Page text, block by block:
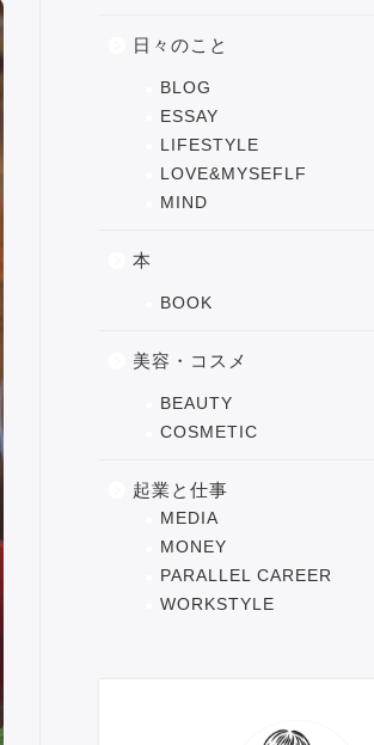
日々のこと
BLOG
ESSAY
LIFESTYLE
LOVE&MYSEFLF
MIND
本
BOOK
美容・コスメ
BEAUTY
COSMETIC
起業と仕事
MEDIA
MONEY
PARALLEL CAREER
WORKSTYLE